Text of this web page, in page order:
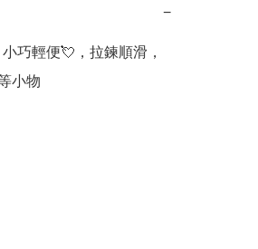
−
巧輕便💘，拉鍊順滑，
小物